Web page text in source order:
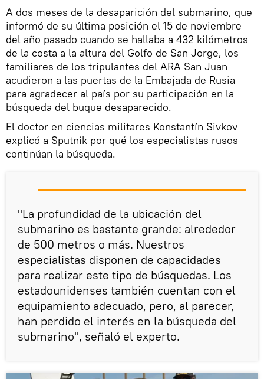
A dos meses de la desaparición del submarino, que
informó de su última posición el 15 de noviembre
del año pasado cuando se hallaba a 432 kilómetros
de la costa a la altura del Golfo de San Jorge, los
familiares de los tripulantes del ARA San Juan
acudieron a las puertas de la Embajada de Rusia
para agradecer al país por su participación en la
búsqueda del buque desaparecido.
El doctor en ciencias militares Konstantín Sivkov
explicó a Sputnik por qué los especialistas rusos
continúan la búsqueda.
"La profundidad de la ubicación del
submarino es bastante grande: alrededor
de 500 metros o más. Nuestros
especialistas disponen de capacidades
para realizar este tipo de búsquedas. Los
estadounidenses también cuentan con el
equipamiento adecuado, pero, al parecer,
han perdido el interés en la búsqueda del
submarino", señaló el experto.